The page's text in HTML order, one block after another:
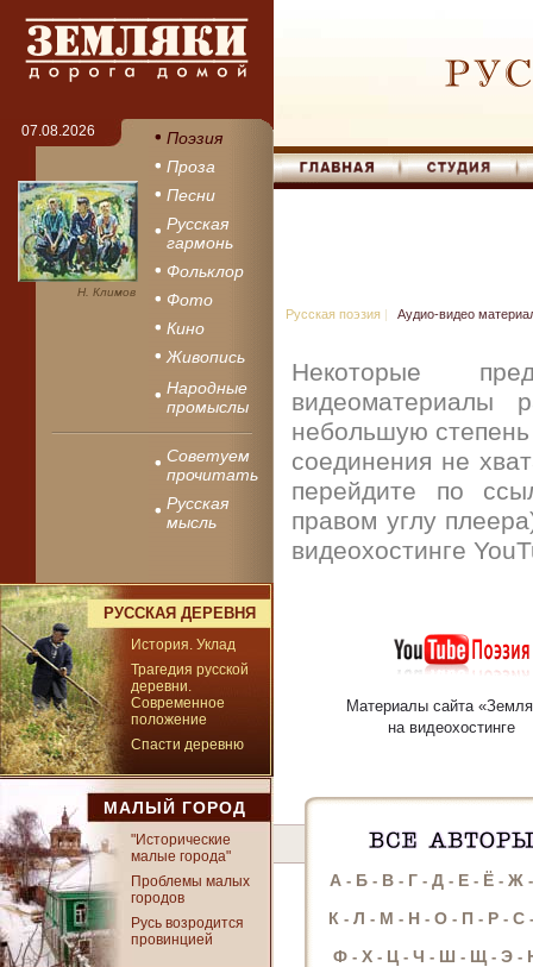
07.08.2026
Н. Климов
Поэзия
Проза
Песни
Русская
гармонь
Фольклор
Фото
Кино
Живопись
Народные
промыслы
Советуем
прочитать
Русская
мысль
РУССКАЯ ДЕРЕВНЯ
История. Уклад
Трагедия русской
деревни.
Современное
положение
Спасти деревню
МАЛЫЙ ГОРОД
"Исторические
малые города"
Проблемы малых
городов
Русь возродится
провинцией
Русская поэзия | Аудио-видео
Некоторые
небольшую
соединения не
перейдите по
правом углу
видеохостинге
Материалы сайта
на видеохостинге
А - Б - В - Г - Д - Е - Ё - Ж
К -Л - М - Н -О - П - Р -С
Ф -Х - Ц -Ч - Ш - Щ-Э -